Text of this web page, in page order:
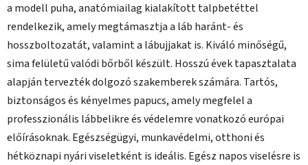
a modell puha, anatómiailag kialakított talpbetéttel
rendelkezik, amely megtámasztja a láb haránt- és
hosszboltozatát, valamint a lábujjakat is. Kiváló minőségű,
sima felületű valódi bőrből készült. Hosszú évek tapasztalata
alapján tervezték dolgozó szakemberek számára. Tartós,
biztonságos és kényelmes papucs, amely megfelel a
professzionális lábbelikre és védelemre vonatkozó európai
előírásoknak. Egészségügyi, munkavédelmi, otthoni és
hétköznapi nyári viseletként is ideális. Egész napos viselésre is